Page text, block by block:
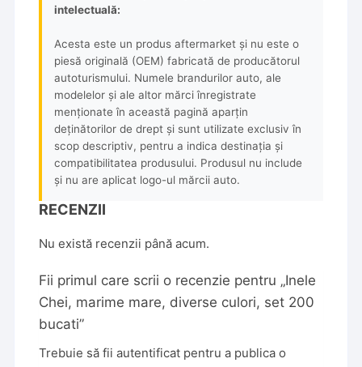
intelectuală:
Acesta este un produs aftermarket și nu este o
piesă originală (OEM) fabricată de producătorul
autoturismului. Numele brandurilor auto, ale
modelelor și ale altor mărci înregistrate
menționate în această pagină aparțin
deținătorilor de drept și sunt utilizate exclusiv în
scop descriptiv, pentru a indica destinația și
compatibilitatea produsului. Produsul nu include
și nu are aplicat logo-ul mărcii auto.
RECENZII
Nu există recenzii până acum.
Fii primul care scrii o recenzie pentru „Inele
Chei, marime mare, diverse culori, set 200
bucati”
Trebuie să fiiautentificat pentru a publica o